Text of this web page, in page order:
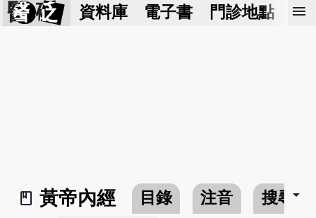
醫 砭 資料庫 電子書 門診地點 預
menu
book_2
黃帝內經 目錄 注音 搜尋arrow_drop_down